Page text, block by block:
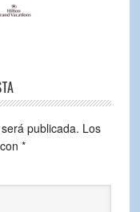
publicada. Los
*